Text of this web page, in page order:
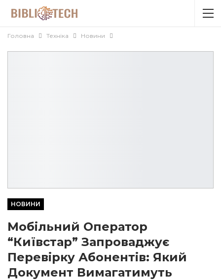
Головна Техніка Новини
НОВИНИ
Мобільний Оператор
“Київстар” Запроваджує
Перевірку Абонентів: Який
Документ Вимагатимуть